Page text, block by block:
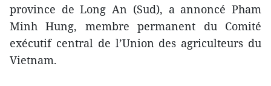
province de Long An (Sud), a annoncé Pham
Minh Hung, membre permanent du Comité
exécutif central de l’Union des agriculteurs du
Vietnam.